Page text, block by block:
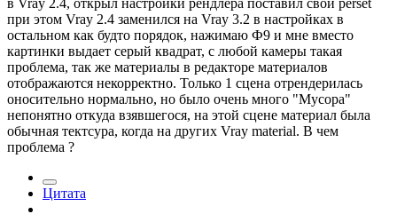
при этом Vray 2.4 заменился на Vray 3.2 в настройках в
остальном как будто порядок, нажимаю Ф9 и мне вместо
картинки выдает серый квадрат, с любой камеры такая
проблема, так же материалы в редакторе материалов
отображаются некорректно. Только 1 сцена отрендерилась
оносительно нормально, но было очень много "Мусора"
непонятно откуда взявшегося, на этой сцене материал была
обычная тектсура, когда на других Vray material. В чем
проблема ?
Цитата